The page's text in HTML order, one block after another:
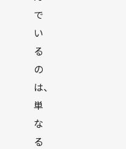
で
い
る
の
は、
単
な
る